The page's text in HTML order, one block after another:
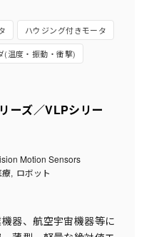
ハウジング付きモータ
(温度・振動・衝撃)
ーズ／VLPシリー
Motion Sensors
療 ロボット
器、航空宇宙機器等に